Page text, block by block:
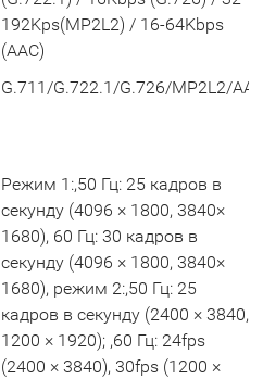
192Kps(MP2L2) / 16-64Kbps
(AAC)
G.711/G.722.1/G.726/MP2L2/
Режим 1:,50 Гц: 25 кадров в
секунду (4096 × 1800, 3840×
1680), 60 Гц: 30 кадров в
секунду (4096 × 1800, 3840×
1680), режим 2:,50 Гц: 25
кадров в секунду (2400 × 3840,
1200 × 1920); ,60 Гц: 24fps
(2400 × 3840), 30fps (1200 ×